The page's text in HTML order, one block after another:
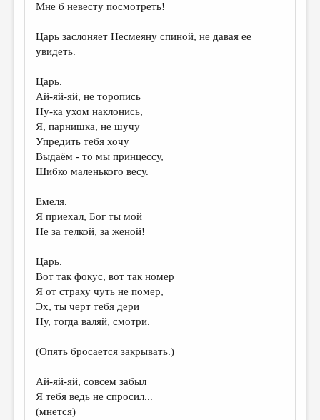
Мне б невесту посмотреть!
Царь заслоняет Несмеяну спиной, не давая ее
увидеть.
Царь.
Ай-яй-яй, не торопись
Ну-ка ухом наклонись,
Я, парнишка, не шучу
Упредить тебя хочу
Выдаём - то мы принцессу,
Шибко маленького весу.
Емеля.
Я приехал, Бог ты мой
Не за телкой, за женой!
Царь.
Вот так фокус, вот так номер
Я от страху чуть не помер,
Эх, ты черт тебя дери
Ну, тогда валяй, смотри.
(Опять бросается закрывать.)
Ай-яй-яй, совсем забыл
Я тебя ведь не спросил...
(мнется)